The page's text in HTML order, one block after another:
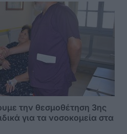
την θεσμοθέτηση 3ης
για τα νοσοκομεία στα